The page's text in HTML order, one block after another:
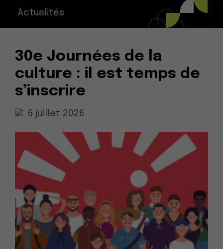
Actualités
30e Journées de la
culture : il est temps de
s’inscrire
6 juillet 2026